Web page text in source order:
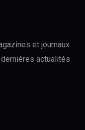
et journaux
actualités